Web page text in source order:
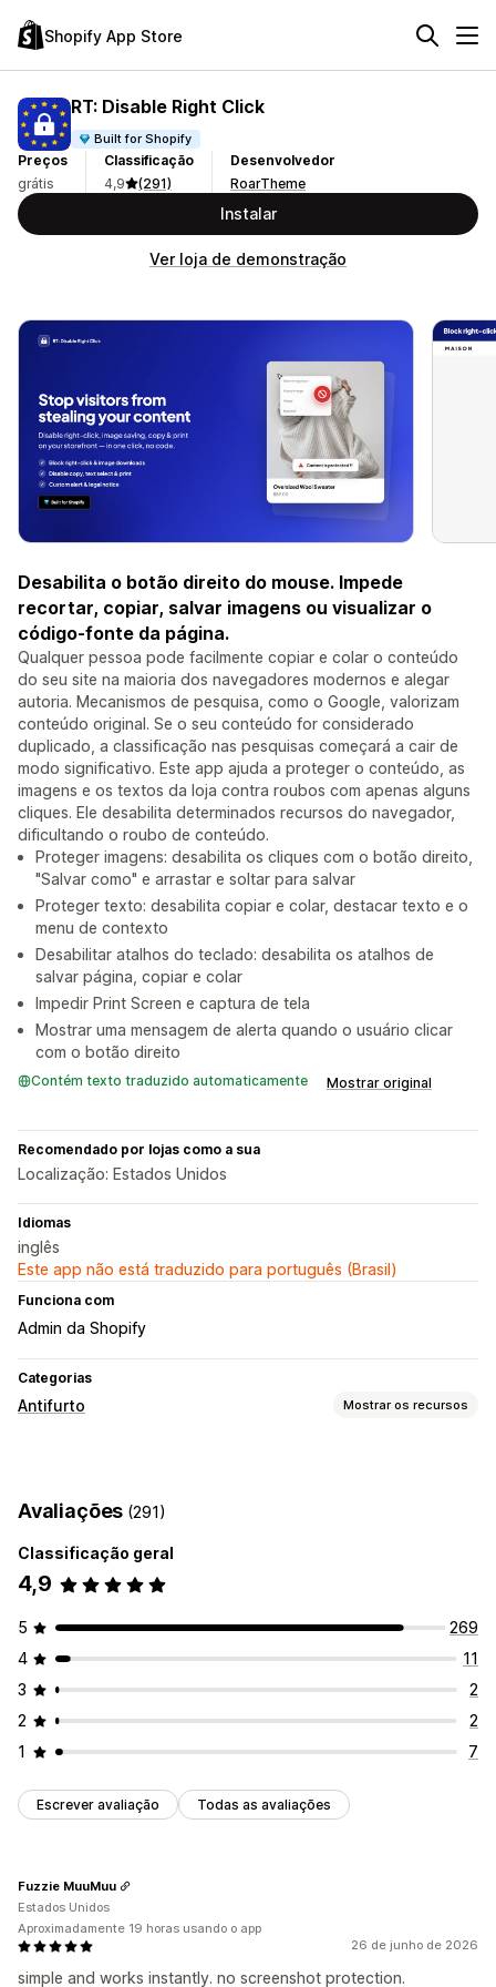
Shopify App Store
RT: Disable Right Click
Built for Shopify
Preços
grátis
Classificação
4,9
(291)
Desenvolvedor
RoarTheme
Instalar
Ver loja de demonstração
Desabilita o botão direito do mouse. Impede
recortar, copiar, salvar imagens ou visualizar o
código-fonte da página.
Qualquer pessoa pode facilmente copiar e colar o conteúdo
do seu site na maioria dos navegadores modernos e alegar
autoria. Mecanismos de pesquisa, como o Google, valorizam
conteúdo original. Se o seu conteúdo for considerado
duplicado, a classificação nas pesquisas começará a cair de
modo significativo. Este app ajuda a proteger o conteúdo, as
imagens e os textos da loja contra roubos com apenas alguns
cliques. Ele desabilita determinados recursos do navegador,
dificultando o roubo de conteúdo.
Proteger imagens: desabilita os cliques com o botão direito,
"Salvar como" e arrastar e soltar para salvar
Proteger texto: desabilita copiar e colar, destacar texto e o
menu de contexto
Desabilitar atalhos do teclado: desabilita os atalhos de
salvar página, copiar e colar
Impedir Print Screen e captura de tela
Mostrar uma mensagem de alerta quando o usuário clicar
com o botão direito
Contém texto traduzido automaticamente Mostrar original
Recomendado por lojas como a sua
Localização: Estados Unidos
Idiomas
inglês
Este app não está traduzido para português (Brasil)
Funciona com
Admin da Shopify
Categorias
Antifurto Mostrar os recursos
Código do site
Ações bloqueadas
Copiar e colar
Imprimir tela
Inspecionar elemento
Mensagem de direitos autorais
Avaliações (291)
Classificação geral
4,9
5
269
4
11
3
2
2
2
1
7
Escrever avaliação Todas as avaliações
26 de junho de 2026
simple and works instantly. no screenshot protection.
Fuzzie MuuMuu
Estados Unidos
Aproximadamente 19 horas usando o app